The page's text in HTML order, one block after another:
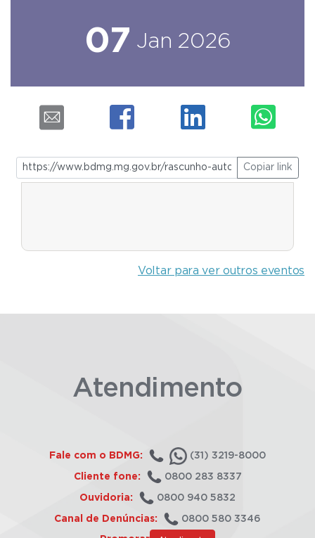
07 Jan 2026
Copiar link
Voltar para ver outros eventos
Atendimento
Fale com o BDMG: (31) 3219-8000
Cliente fone: 0800 283 8337
Ouvidoria: 0800 940 5832
Canal de Denúncias: 0800 580 3346